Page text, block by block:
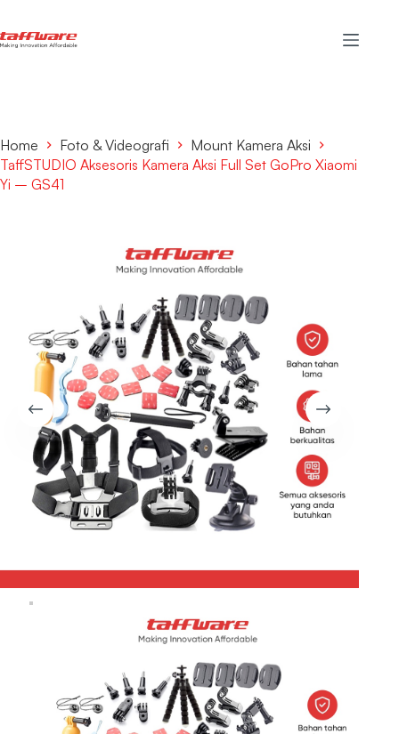
Home Foto & Videografi
Mount Kamera Aksi
TaffSTUDIO Aksesoris Kamera Aksi Full Set GoPro Xiaomi
Yi – GS41